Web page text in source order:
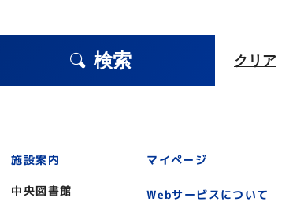
検索 クリア
施設案内
中央図書館
マイページ
Webサービスについて